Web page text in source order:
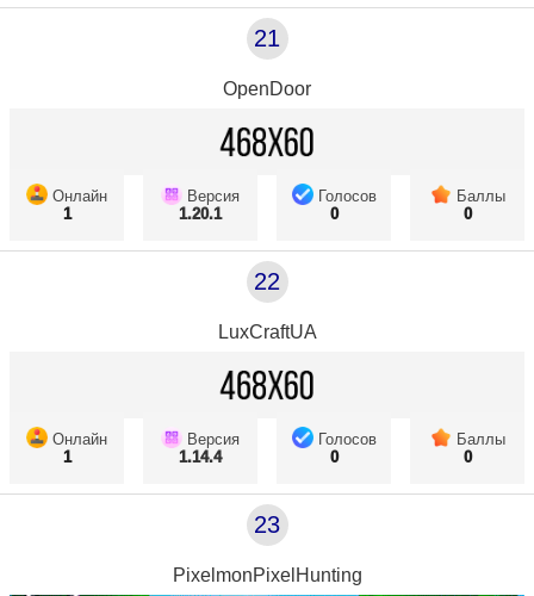
21
OpenDoor
Онлайн
1
Версия
1.20.1
Голосов
0
Баллы
0
22
LuxCraftUA
Онлайн
1
Версия
1.14.4
Голосов
0
Баллы
0
23
PixelmonPixelHunting